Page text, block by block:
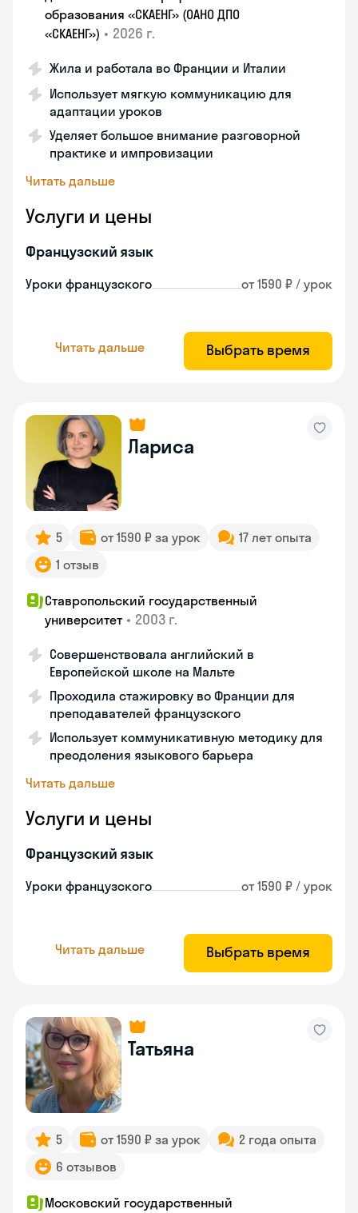
образования «СКАЕНГ» (ОАНО ДПО
«СКАЕНГ») • 2026 г.
Жила и работала во Франции и Италии
Использует мягкую коммуникацию для
адаптации уроков
Уделяет большое внимание разговорной
практике и импровизации
Читать дальше
Услуги и цены
Французский язык
Уроки французского от 1590 ₽ / урок
Читать дальше Выбрать время
Лариса
5 от 1590 ₽ за урок
17 лет опыта
1 отзыв
Ставропольский государственный
университет • 2003 г.
Совершенствовала английский в
Европейской школе на Мальте
Проходила стажировку во Франции для
преподавателей французского
Использует коммуникативную методику для
преодоления языкового барьера
Читать дальше
Услуги и цены
Французский язык
Уроки французского от 1590 ₽ / урок
Читать дальше Выбрать время
Татьяна
5 от 1590 ₽ за урок
2 года опыта
6 отзывов
Московский государственный